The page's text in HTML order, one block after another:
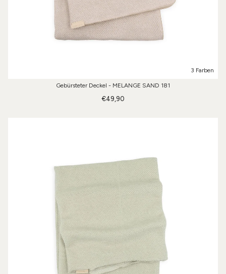
3 Farben
Gebürsteter Deckel - MELANGE SAND 181
€49,90